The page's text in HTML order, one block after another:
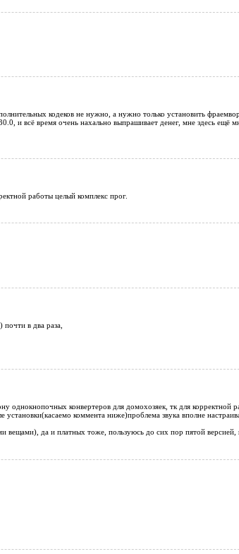
кодеков не нужно, а нужно только установить
и всё время очень нахально выпрашивает денег, мне здесь ещё
работы целый комплекс прог.
в два раза,
однокнопочных конвертеров для домохозяек, тк для корректной
коммента ниже)проблема звука вполне
вещами), да и платных тоже, пользуюсь до сих пор пятой версией,